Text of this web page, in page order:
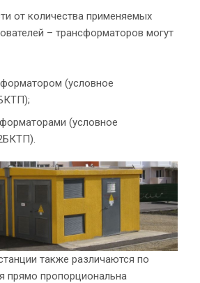
от количества применяемых
– трансформаторов могут
(условное
(условное
также различаются по
прямо пропорциональна